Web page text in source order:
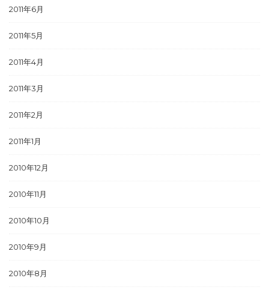
2011年6月
2011年5月
2011年4月
2011年3月
2011年2月
2011年1月
2010年12月
2010年11月
2010年10月
2010年9月
2010年8月